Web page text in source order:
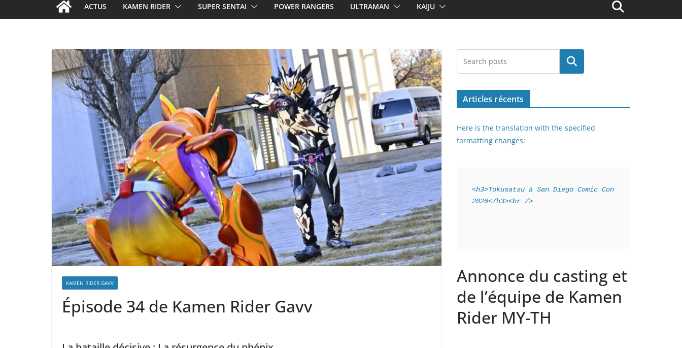
ACTUS KAMEN RIDER SUPER SENTAI POWER RANGERS ULTRAMAN KAIJU
KAMEN RIDER GAVV
Épisode 34 de Kamen Rider Gavv
Rechercher
Articles récents
Here is the translation with the specified
formatting changes:
<h3>Tokusatsu à San Diego Comic Con
2026</h3><br />
Annonce du casting et
de l’équipe de Kamen
Rider MY-TH